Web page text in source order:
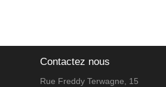
Contactez nous
Rue Freddy Terwagne, 15